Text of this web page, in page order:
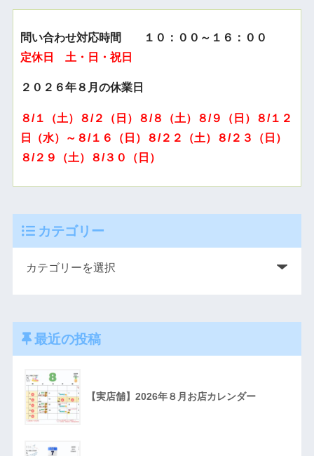
問い合わせ対応時間 １０：００～１６：００
定休日 土・日・祝日
２０２６年８月の休業日
８/１（土）８/２（日）８/８（土）８/９（日）８/１２
日（水）～８/１６（日）８/２２（土）８/２３（日）
８/２９（土）８/３０（日）
カテゴリー
最近の投稿
【実店舗】2026年８月お店カレンダー